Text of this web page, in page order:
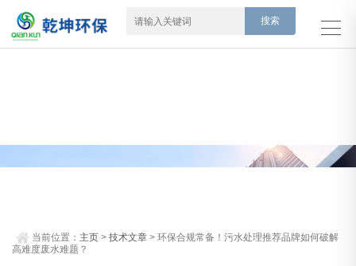
当前位置： 主页 >技术文章 > 环保合规常备！污水处理推荐品牌如何破解
高难度废水难题？